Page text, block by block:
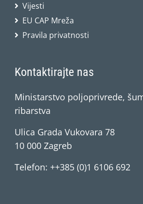
Vijesti
EU CAP Mreža
Pravila privatnosti
Kontaktirajte nas
Ministarstvo poljoprivrede,
ribarstva
Ulica Grada Vukovara 78
10 000 Zagreb
Telefon: ++385 (0)1 6106 692